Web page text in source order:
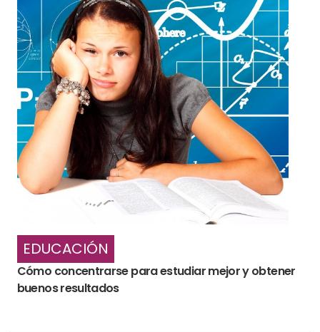
EDUCACIÓN
Cómo concentrarse para estudiar mejor y obtener
buenos resultados